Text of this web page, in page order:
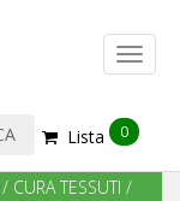
Lista 0
/ CURA TESSUTI /